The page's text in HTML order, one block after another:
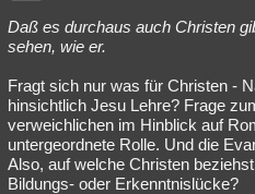
Daß es durchaus auch Christen
sehen, wie er.
Fragt sich nur was für Christen -
hinsichtlich Jesu Lehre? Frage
verweichlichen im Hinblick auf
untergeordnete Rolle. Und die
Also, auf welche Christen
Bildungs- oder Erkenntnislücke?